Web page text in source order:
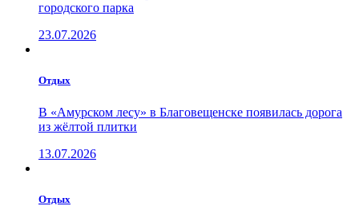
городского парка
23.07.2026
Отдых
В «Амурском лесу» в Благовещенске появилась дорога
из жёлтой плитки
13.07.2026
Отдых